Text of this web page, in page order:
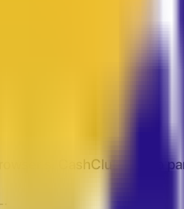
și CashClub îți dă o